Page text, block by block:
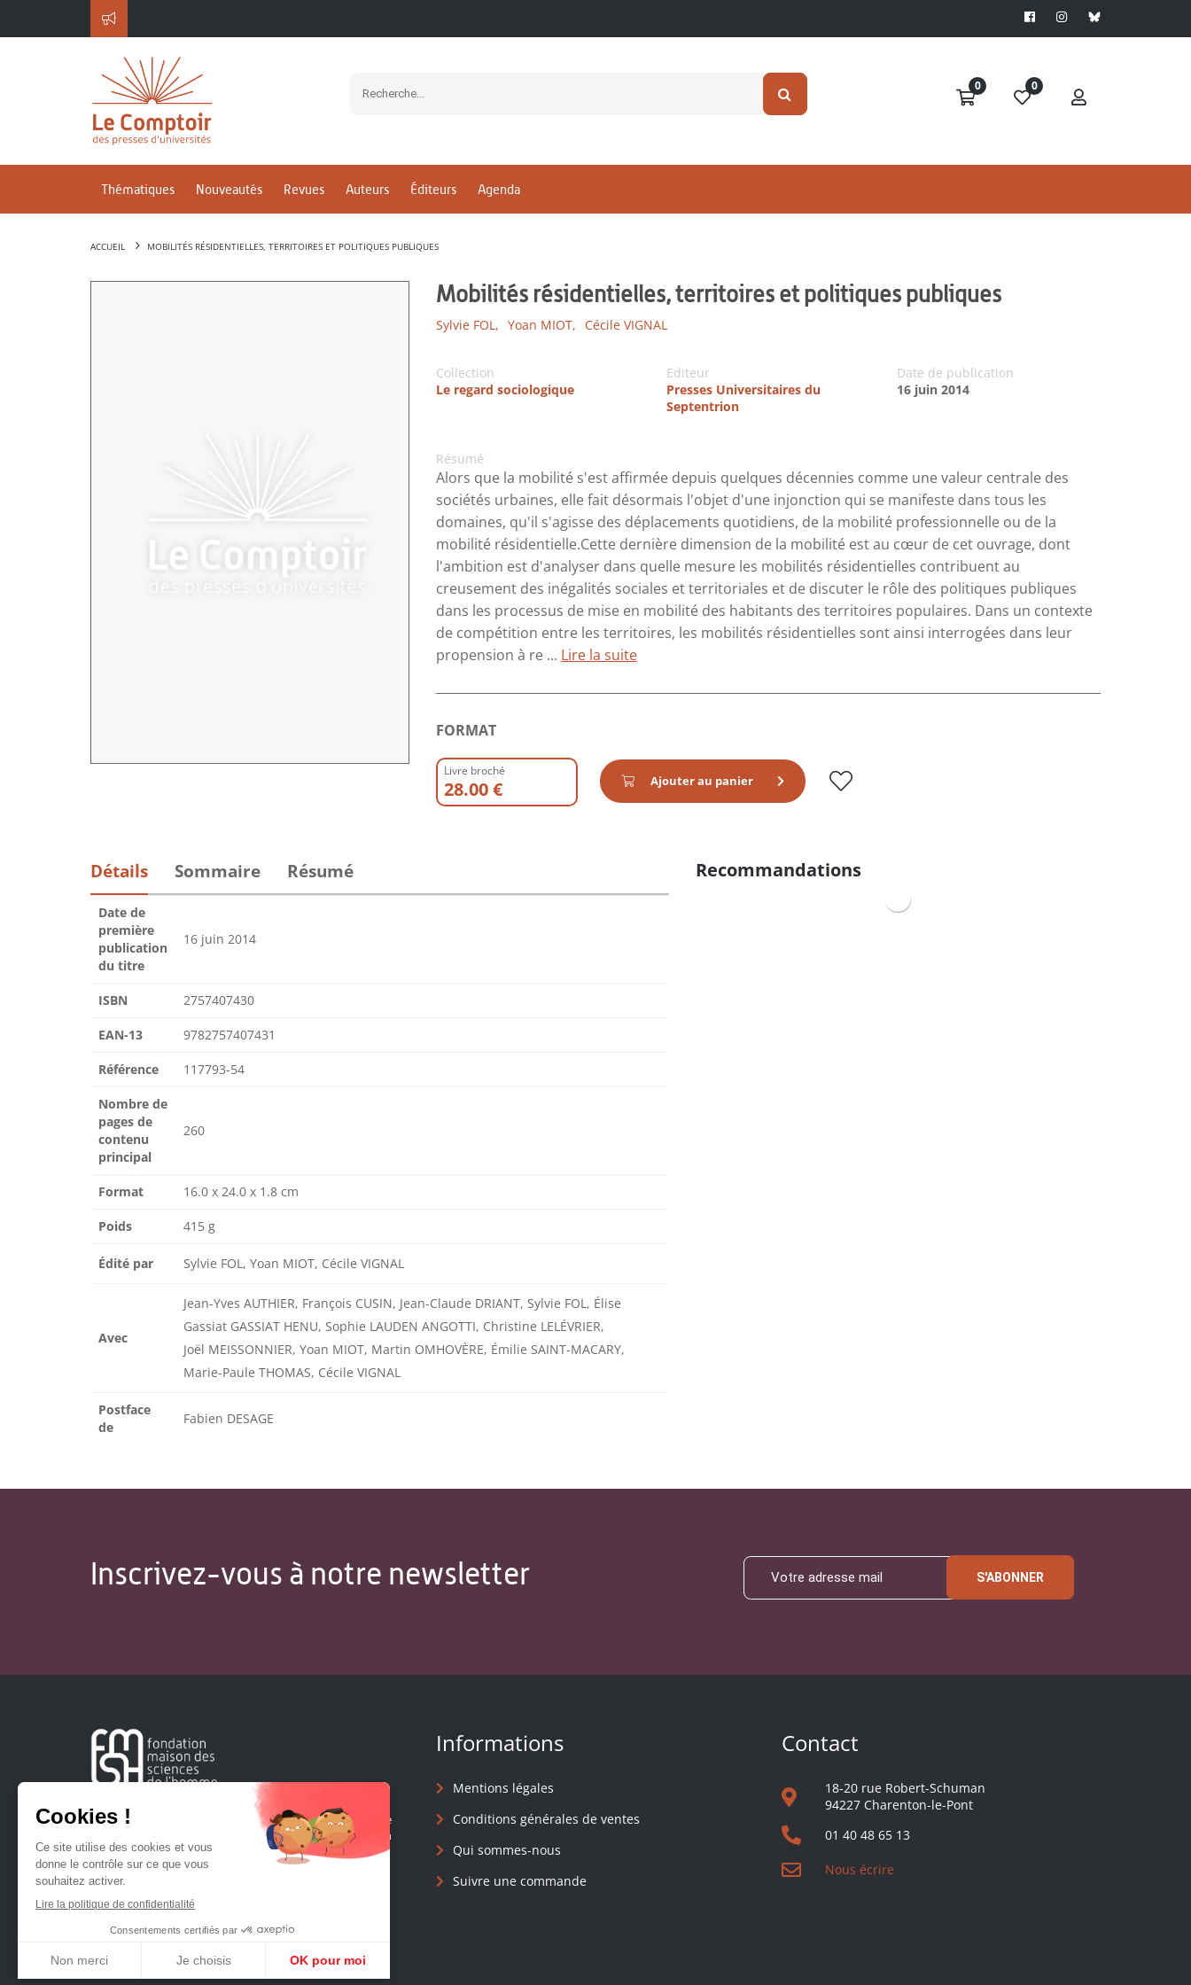
0 0
Thématiques Nouveautés Revues Auteurs Éditeurs Agenda
ACCUEIL MOBILITÉS RÉSIDENTIELLES, TERRITOIRES ET POLITIQUES PUBLIQUES
Mobilités résidentielles, territoires et politiques publiques
Sylvie FOL, Yoan MIOT, Cécile VIGNAL
Collection
Le regard sociologique
Editeur
Presses Universitaires du
Septentrion
Date de publication
16 juin 2014
Résumé
Alors que la mobilité s'est affirmée depuis quelques décennies comme une valeur centrale des
sociétés urbaines, elle fait désormais l'objet d'une injonction qui se manifeste dans tous les
domaines, qu'il s'agisse des déplacements quotidiens, de la mobilité professionnelle ou de la
mobilité résidentielle.Cette dernière dimension de la mobilité est au cœur de cet ouvrage, dont
l'ambition est d'analyser dans quelle mesure les mobilités résidentielles contribuent au
creusement des inégalités sociales et territoriales et de discuter le rôle des politiques publiques
dans les processus de mise en mobilité des habitants des territoires populaires. Dans un contexte
de compétition entre les territoires, les mobilités résidentielles sont ainsi interrogées dans leur
propension à re ... Lire la suite
FORMAT
Livre broché
28.00 € Ajouter au panier
Détails Sommaire Résumé
Date de
première
publication
du titre
16 juin 2014
ISBN 2757407430
EAN-13 9782757407431
Référence 117793-54
Nombre de
pages de
contenu
principal
260
Format 16.0 x 24.0 x 1.8 cm
Poids 415 g
Édité par Sylvie FOL, Yoan MIOT, Cécile VIGNAL
Avec
Jean-Yves AUTHIER, François CUSIN, Jean-Claude DRIANT, Sylvie FOL, Élise
Gassiat GASSIAT HENU, Sophie LAUDEN ANGOTTI, Christine LELÉVRIER,
Joël MEISSONNIER, Yoan MIOT, Martin OMHOVÈRE, Émilie SAINT-MACARY,
Marie-Paule THOMAS, Cécile VIGNAL
Postface
de
Fabien DESAGE
Recommandations
Inscrivez-vous à notre newsletter S'ABONNER
Créée en 1963, la Fondation Maison Sciences de l'Homme
soutient la recherche et la diffusion des connaissances en
sciences humaines et sociales.
Informations
Mentions légales
Conditions générales de ventes
Qui sommes-nous
Suivre une commande
Contact
18-20 rue Robert-Schuman
94227 Charenton-le-Pont
01 40 48 65 13
Nous écrire